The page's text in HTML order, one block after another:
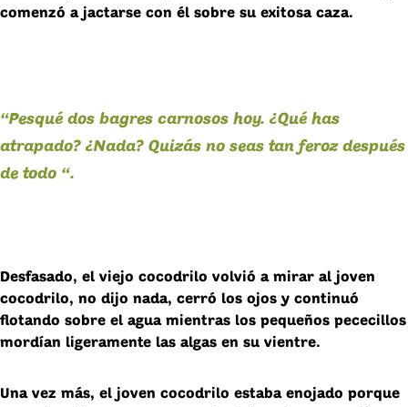
comenzó a jactarse con él sobre su exitosa caza.
“Pesqué dos bagres carnosos hoy. ¿Qué has
atrapado? ¿Nada? Quizás no seas tan feroz después
de todo “.
Desfasado, el viejo cocodrilo volvió a mirar al joven
cocodrilo, no dijo nada, cerró los ojos y continuó
flotando sobre el agua mientras los pequeños pececillos
mordían ligeramente las algas en su vientre.
Una vez más, el joven cocodrilo estaba enojado porque